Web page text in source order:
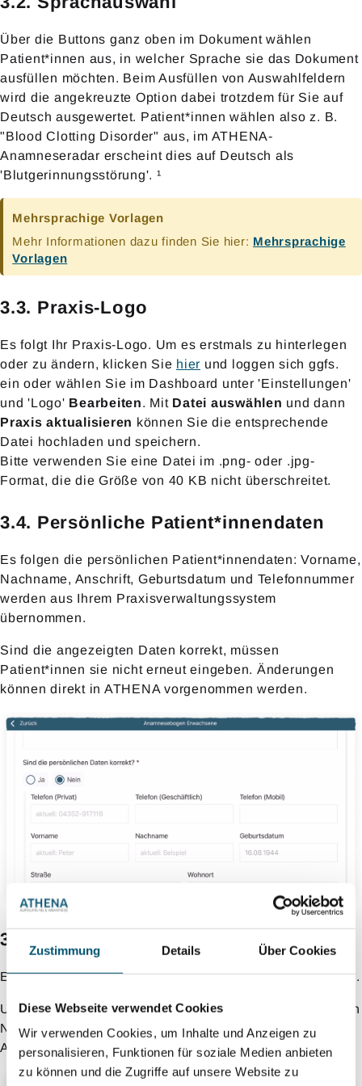
Zustimmung Details Über Cookies
Diese Webseite verwendet Cookies
Wir verwenden Cookies, um Inhalte und Anzeigen zu
personalisieren, Funktionen für soziale Medien anbieten
zu können und die Zugriffe auf unsere Website zu
Über die Buttons ganz oben im Dokument wählen
Patient*innen aus, in welcher Sprache sie das Dokument
ausfüllen möchten. Beim Ausfüllen von Auswahlfeldern
wird die angekreuzte Option dabei trotzdem für Sie auf
Deutsch ausgewertet. Patient*innen wählen also z. B.
"Blood Clotting Disorder" aus, im ATHENA-
Anamneseradar erscheint dies auf Deutsch als
'Blutgerinnungsstörung'. ¹
Mehrsprachige Vorlagen
Mehr Informationen dazu finden Sie hier: Mehrsprachige
Vorlagen
3.3. Praxis-Logo
Es folgt Ihr Praxis-Logo. Um es erstmals zu hinterlegen
oder zu ändern, klicken Sie hier und loggen sich ggfs.
ein oder wählen Sie im Dashboard unter 'Einstellungen'
und 'Logo' Bearbeiten. Mit Datei auswählen und dann
Praxis aktualisieren können Sie die entsprechende
Datei hochladen und speichern.
Bitte verwenden Sie eine Datei im .png- oder .jpg-
Format, die die Größe von 40 KB nicht überschreitet.
3.4. Persönliche Patient*innendaten
Es folgen die persönlichen Patient*innendaten: Vorname,
Nachname, Anschrift, Geburtsdatum und Telefonnummer
werden aus Ihrem Praxisverwaltungssystem
übernommen.
Sind die angezeigten Daten korrekt, müssen
Patient*innen sie nicht erneut eingeben. Änderungen
können direkt in ATHENA vorgenommen werden.
3.5. Persönliche Gesundheitsangaben
Es folgen Fragen zum persönlichen Gesundheitszustand.
Um das Dokument so kurz wie möglich zu halten, werden
Nachfragen nur eingeblendet, wenn die vorherigen
Antworten dies nötig machen.